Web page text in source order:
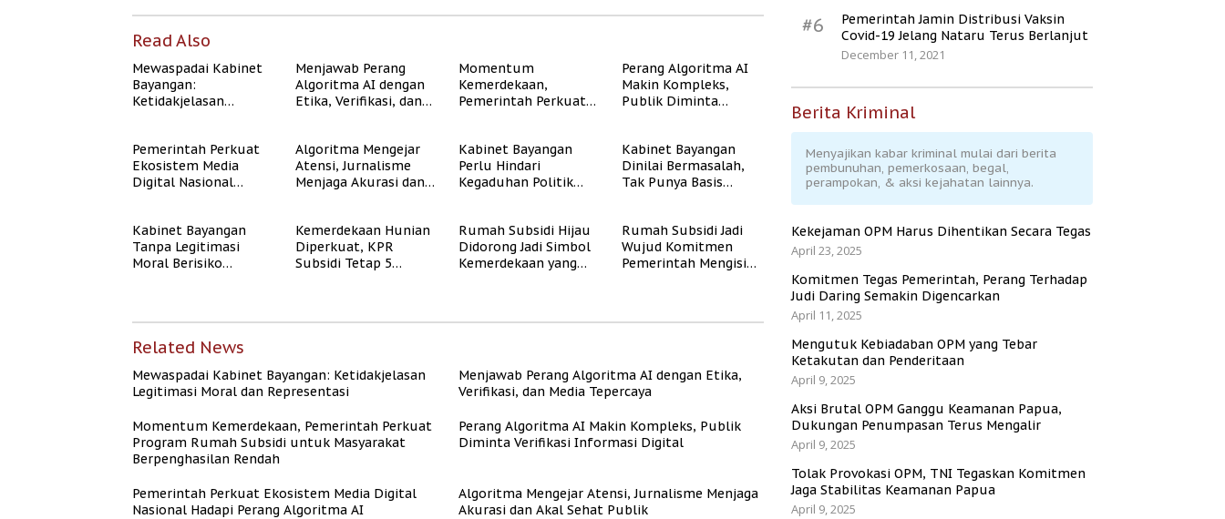
Read Also
Mewaspadai Kabinet
Bayangan:
Ketidakjelasan
Menjawab Perang
Algoritma AI dengan
Etika, Verifikasi, dan
Momentum
Kemerdekaan,
Pemerintah Perkuat
Masyarakat
Berpenghasilan
Rendah
Perang Algoritma AI
Makin Kompleks,
Publik Diminta
Pemerintah Perkuat
Ekosistem Media
Digital Nasional
Algoritma Mengejar
Atensi, Jurnalisme
Menjaga Akurasi dan
Kabinet Bayangan
Perlu Hindari
Kegaduhan Politik
Kabinet Bayangan
Dinilai Bermasalah,
Tak Punya Basis
Kabinet Bayangan
Tanpa Legitimasi
Moral Berisiko
Kemerdekaan Hunian
Diperkuat, KPR
Subsidi Tetap 5
Rumah Subsidi Hijau
Didorong Jadi Simbol
Kemerdekaan yang
Rumah Subsidi Jadi
Wujud Komitmen
Pemerintah Mengisi
Related News
Mewaspadai Kabinet Bayangan: Ketidakjelasan
Legitimasi Moral dan Representasi
Menjawab Perang Algoritma AI dengan Etika,
Verifikasi, dan Media Tepercaya
Momentum Kemerdekaan, Pemerintah Perkuat
Program Rumah Subsidi untuk Masyarakat
Berpenghasilan Rendah
Perang Algoritma AI Makin Kompleks, Publik
Diminta Verifikasi Informasi Digital
Pemerintah Perkuat Ekosistem Media Digital
Nasional Hadapi Perang Algoritma AI
Algoritma Mengejar Atensi, Jurnalisme Menjaga
Akurasi dan Akal Sehat Publik
#6
Pemerintah Jamin Distribusi Vaksin
Covid-19 Jelang Nataru Terus Berlanjut
December 11, 2021
Berita Kriminal
Menyajikan kabar kriminal mulai dari berita
pembunuhan, pemerkosaan, begal,
perampokan, & aksi kejahatan lainnya.
Kekejaman OPM Harus Dihentikan Secara Tegas
April 23, 2025
Komitmen Tegas Pemerintah, Perang Terhadap
Judi Daring Semakin Digencarkan
April 11, 2025
Mengutuk Kebiadaban OPM yang Tebar
Ketakutan dan Penderitaan
April 9, 2025
Aksi Brutal OPM Ganggu Keamanan Papua,
Dukungan Penumpasan Terus Mengalir
April 9, 2025
Tolak Provokasi OPM, TNI Tegaskan Komitmen
Jaga Stabilitas Keamanan Papua
April 9, 2025